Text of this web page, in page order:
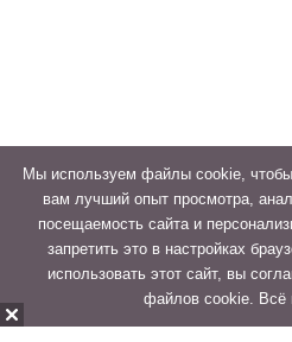
Мы используем файлы cookie,
вам лучший опыт просмотра,
посещаемость сайта и
запретить это в настройках
использовать этот сайт, вы
файлов cookie. Всё